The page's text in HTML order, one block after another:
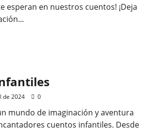
esperan en nuestros cuentos! ¡Deja
de 2024 0
mundo de imaginación y aventura
cuentos infantiles. Desde